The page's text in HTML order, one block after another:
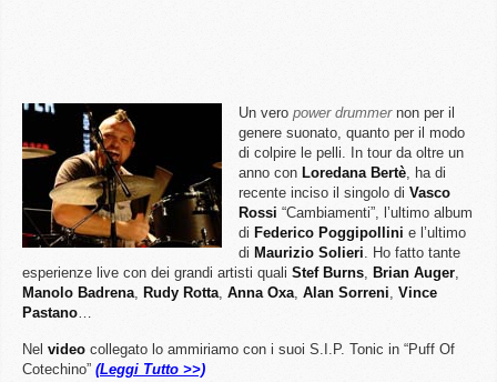
Un vero power drummernon per il
genere suonato, quanto per il modo
di colpire le pelli. In tour da oltre un
anno con Loredana Bertè, ha di
recente inciso il singolo di Vasco
Rossi “Cambiamenti”, l’ultimo album
di Federico Poggipollini e l’ultimo
di Maurizio Solieri. Ho fatto tante
esperienze live con dei grandi artisti quali Stef Burns, Brian Auger,
Manolo Badrena, Rudy Rotta, Anna Oxa, Alan Sorreni, Vince
Pastano…
Nel video collegato lo ammiriamo con i suoi S.I.P. Tonic in “Puff Of
Cotechino” (Leggi Tutto >>)